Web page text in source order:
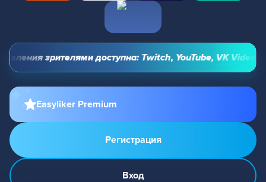
зрителями доступна: Twitch, YouTube, VK Video
Easyliker Premium
Регистрация
Вход